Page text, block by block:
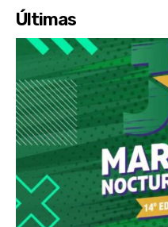
Últimas